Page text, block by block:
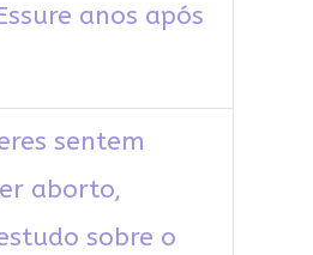
anos após
sentem
aborto,
sobre o